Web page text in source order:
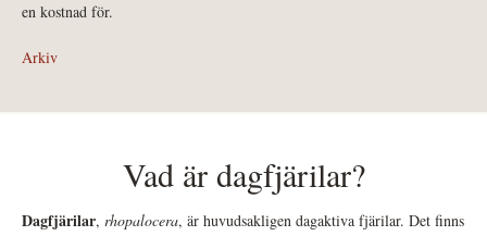
en kostnad för.
Arkiv
Vad är dagfjärilar?
Dagfjärilar, rhopalocera, är huvudsakligen dagaktiva fjärilar. Det finns